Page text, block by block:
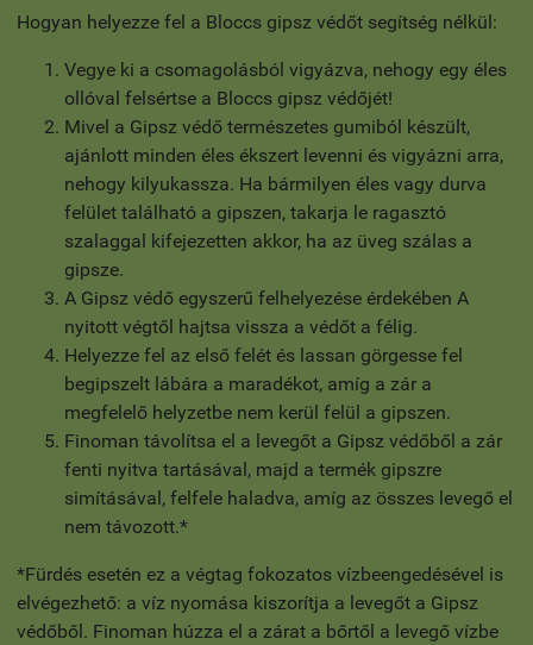
Hogyan helyezze fel a Bloccs gipsz védőt segítség nélkül:
Vegye ki a csomagolásból vigyázva, nehogy egy éles
ollóval felsértse a Bloccs gipsz védőjét!
Mivel a Gipsz védő természetes gumiból készült,
ajánlott minden éles ékszert levenni és vigyázni arra,
nehogy kilyukassza. Ha bármilyen éles vagy durva
felület található a gipszen, takarja le ragasztó
szalaggal kifejezetten akkor, ha az üveg szálas a
gipsze.
A Gipsz védő egyszerű felhelyezése érdekében A
nyitott végtől hajtsa vissza a védőt a félig.
Helyezze fel az első felét és lassan görgesse fel
begipszelt lábára a maradékot, amíg a zár a
megfelelő helyzetbe nem kerül felül a gipszen.
Finoman távolítsa el a levegőt a Gipsz védőből a zár
fenti nyitva tartásával, majd a termék gipszre
simításával, felfele haladva, amíg az összes levegő el
nem távozott.*
*Fürdés esetén ez a végtag fokozatos vízbeengedésével is
elvégezhető: a víz nyomása kiszorítja a levegőt a Gipsz
védőből. Finoman húzza el a zárat a bőrtől a levegő vízbe